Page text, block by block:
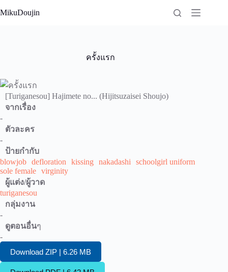
to
MikuDoujin
ครั้งแรก
[Turiganesou] Hajimete no... (Hijitsuzaisei Shoujo)
จากเรื่อง
-
ตัวละคร
-
ป้ายกำกับ
blowjob defloration kissing nakadashi
schoolgirl uniform
sole female virginity
ผู้แต่ง/ผู้วาด
turiganesou
กลุ่มงาน
-
ดูตอนอื่นๆ
-
Download ZIP | 6.26 MB